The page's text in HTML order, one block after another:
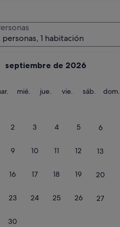
septiembre de 2026
martes
mié. miércoles
jue. jueves
vie. viernes
sáb. sábado
dom.
2 3 4 5 6
9 10 11 12 13
16 17 18 19 20
23 24 25 26 27
30
personas, 1 habitación